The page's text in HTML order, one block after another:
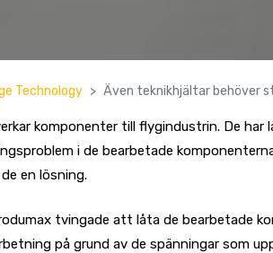
Technology Även teknikhjältar behöver
komponenter till flygindustrin. De har
i de bearbetade
en lösning.
tvingade att låta de bearbetade
på grund av de spänningar som